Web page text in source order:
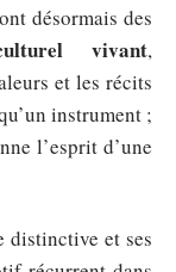
désormais des
vivant,
et les récits
instrument ;
l’esprit d’une
distinctive et ses